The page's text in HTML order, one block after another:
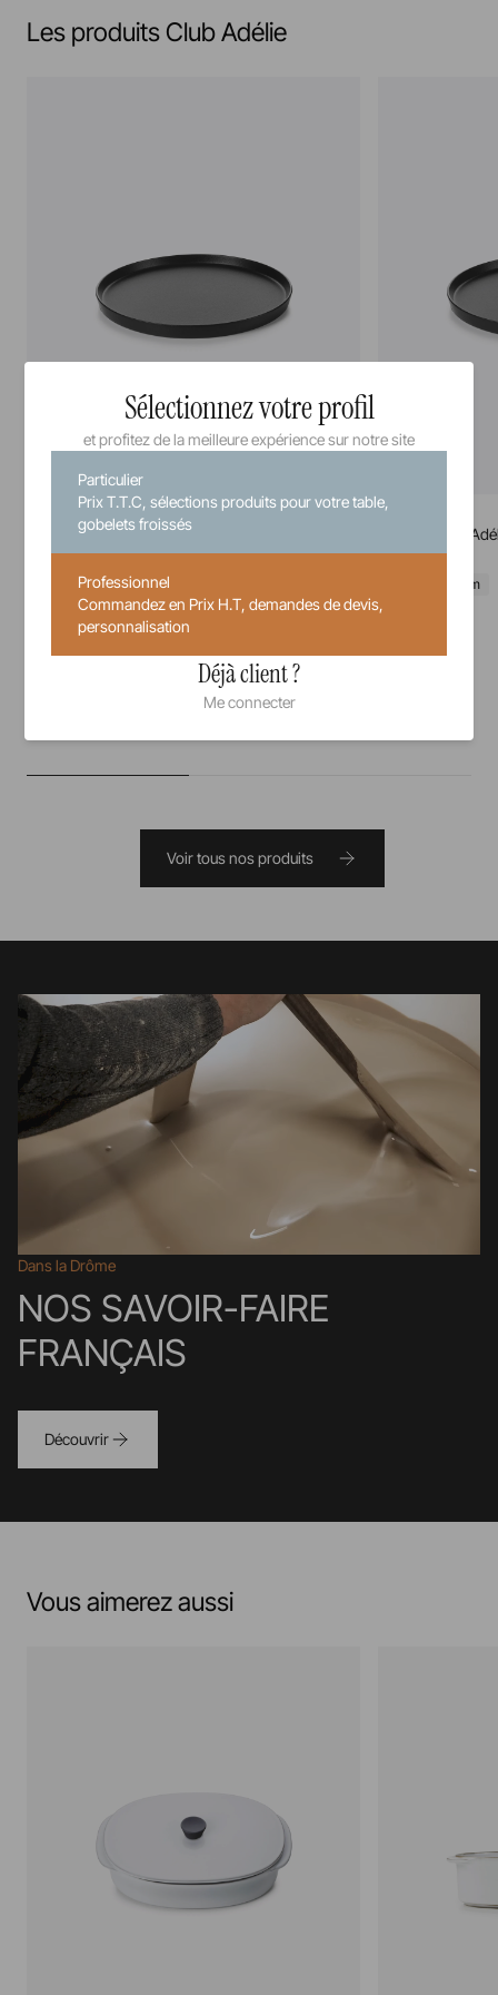
Les produits Club Adélie
Club Adélie
Assiette à dessert Adélie
Indisponible
Club Adélie
Assiette plate
28 cm
Voir tous nos produits
Dans la Drôme
NOS SAVOIR-FAIRE
FRANÇAIS
Découvrir
Vous aimerez aussi
Sélectionnez votre profil
et profitez de la meilleure expérience sur notre site
Particulier
Prix T.T.C, sélections produits pour votre table,
gobelets froissés
Professionnel
Commandez en Prix H.T, demandes de devis,
personnalisation
Déjà client ?
Me connecter